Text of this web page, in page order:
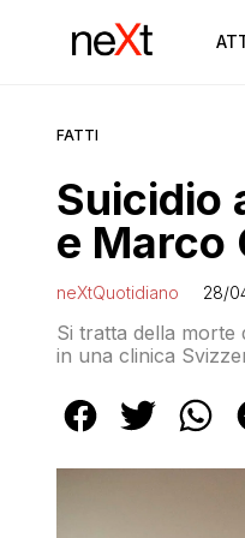
FATTI
Suicidio
e Marco
neXtQuotidiano 28/
Si tratta della morte
in una clinica